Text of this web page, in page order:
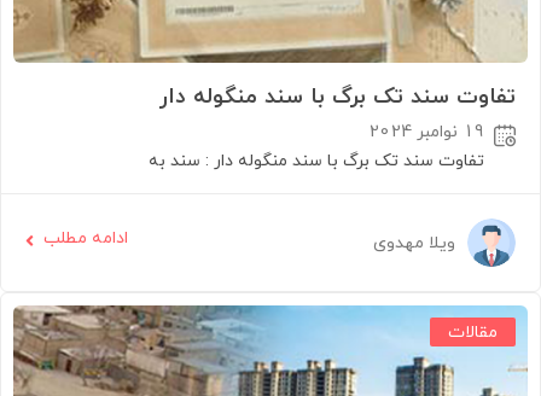
تفاوت سند تک برگ با سند منگوله دار
19 نوامبر 2024
تفاوت سند تک برگ با سند منگوله دار : سند به
ویلا مهدوی ادامه مطلب
مقالات